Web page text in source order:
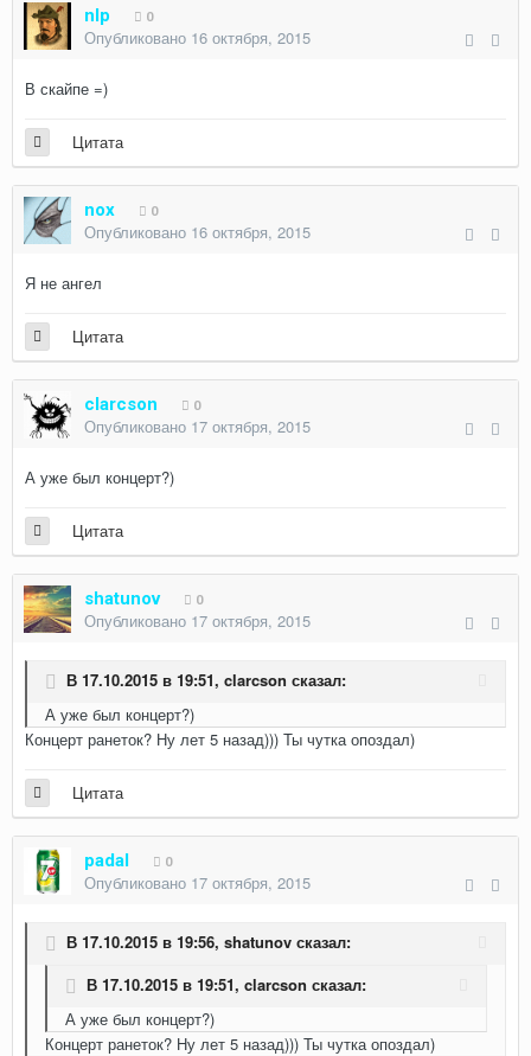
nlp 0
Опубликовано 16 октября, 2015
В скайпе =)
Цитата
nox 0
Опубликовано 16 октября, 2015
Я не ангел
Цитата
clarcson 0
Опубликовано 17 октября, 2015
А уже был концерт?)
Цитата
shatunov 0
Опубликовано 17 октября, 2015
В 17.10.2015 в 19:51, clarcson сказал:
А уже был концерт?)
Концерт ранеток? Ну лет 5 назад))) Ты чутка опоздал)
Цитата
padal 0
Опубликовано 17 октября, 2015
В 17.10.2015 в 19:56, shatunov сказал:
В 17.10.2015 в 19:51, clarcson сказал:
А уже был концерт?)
Концерт ранеток? Ну лет 5 назад))) Ты чутка опоздал)